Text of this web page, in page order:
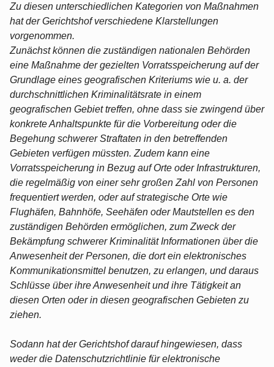
Zu diesen unterschiedlichen Kategorien von Maßnahmen
hat der Gerichtshof verschiedene Klarstellungen
vorgenommen.
Zunächst können die zuständigen nationalen Behörden
eine Maßnahme der gezielten Vorratsspeicherung auf der
Grundlage eines geografischen Kriteriums wie u. a. der
durchschnittlichen Kriminalitätsrate in einem
geografischen Gebiet treffen, ohne dass sie zwingend über
konkrete Anhaltspunkte für die Vorbereitung oder die
Begehung schwerer Straftaten in den betreffenden
Gebieten verfügen müssten. Zudem kann eine
Vorratsspeicherung in Bezug auf Orte oder Infrastrukturen,
die regelmäßig von einer sehr großen Zahl von Personen
frequentiert werden, oder auf strategische Orte wie
Flughäfen, Bahnhöfe, Seehäfen oder Mautstellen es den
zuständigen Behörden ermöglichen, zum Zweck der
Bekämpfung schwerer Kriminalität Informationen über die
Anwesenheit der Personen, die dort ein elektronisches
Kommunikationsmittel benutzen, zu erlangen, und daraus
Schlüsse über ihre Anwesenheit und ihre Tätigkeit an
diesen Orten oder in diesen geografischen Gebieten zu
ziehen.
Sodann hat der Gerichtshof darauf hingewiesen, dass
weder die Datenschutzrichtlinie für elektronische